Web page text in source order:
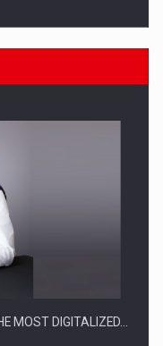
- Technology and…
MOST DIGITALIZED…